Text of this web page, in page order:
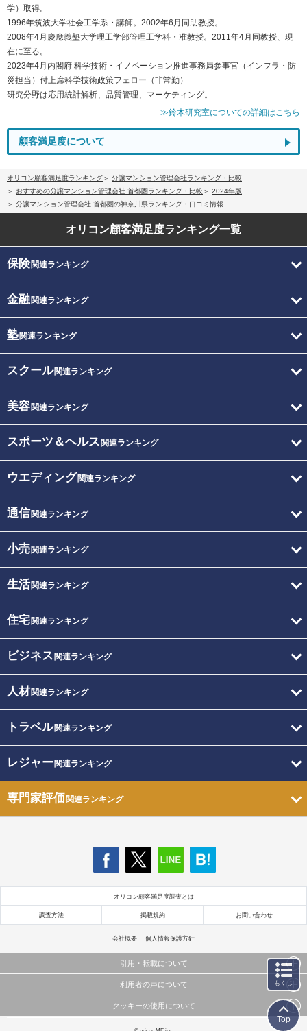
学）取得。
1996年筑波大学社会工学系・講師。2002年6月同助教授。
2008年4月慶應義塾大学理工学部管理工学科・准教授。2011年4月同教授、現
在に至る。
2023年4月内閣府 科学技術・イノベーション推進事務局参事官（インフラ・防
災担当）付上席科学技術政策フェロー（非常勤）
研究分野は応用統計解析、品質管理、マーケティング。
≫鈴木研究室についての詳細はこちら
顧客満足度について
オリコン顧客満足度ランキング
分譲マンション管理会社ランキング・比較
おすすめの分譲マンション管理会社 首都圏ランキング・比較
2024年版
分譲マンション管理会社 首都圏の神奈川県ランキング・口コミ情報
オリコン顧客満足度ランキング一覧
保険関連ランキング
金融関連ランキング
塾関連ランキング
スクール関連ランキング
美容関連ランキング
スポーツ＆ヘルス 関連ランキング
ウエディング関連ランキング
通信関連ランキング
小売関連ランキング
生活関連ランキング
住宅関連ランキング
ビジネス 関連ランキング
人材関連ランキング
トラベル関連ランキング
レジャー関連ランキング
専門家評価関連ランキング
オリコン顧客満足度調査とは
調査方法 掲載規約 お問い合わせ
会社概要 個人情報保護方針
引用・転載について
当サイトで公開されている情報（文字、写真、イラスト、画像データ等）及びこれらの配置・
これらの情報を権利者の許可なく無断転載・複製などの二次利用を行うことは固く禁じており
利用者の声について
当サイトに掲載している内容はすべてサービスの利用者が提出された見解・感想です。
クッキーの使用について
このサイトでは Cookie を使用して、ユーザーに合わせたコンテンツや広告の表示、ソーシャル
もくじ
Top